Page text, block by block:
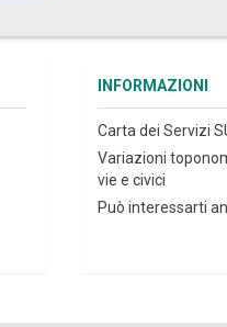
INFORMAZIONI
Carta dei Servizi
Variazioni
vie e civici
Può interessarti